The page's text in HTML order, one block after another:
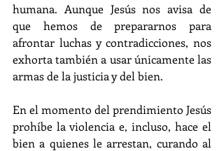
humana. Aunque Jesús nos avisa de
que hemos de prepararnos para
afrontar luchas y contradicciones, nos
exhorta también a usar únicamente las
armas de la justicia y del bien.
En el momento del prendimiento Jesús
prohíbe la violencia e, incluso, hace el
bien a quienes le arrestan, curando al